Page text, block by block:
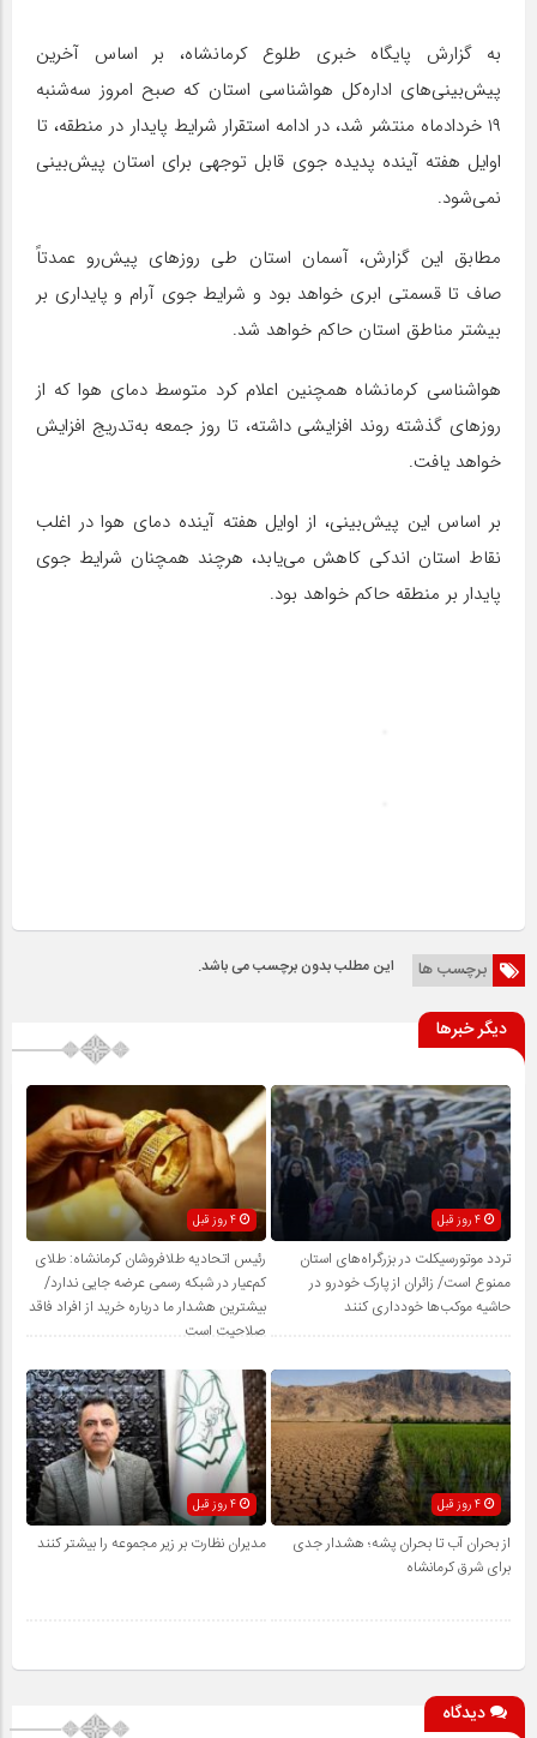
به گزارش پایگاه خبری طلوع کرمانشاه، بر اساس آخرین
پیش‌بینی‌های اداره‌کل هواشناسی استان که صبح امروز سه‌شنبه
۱۹ خردادماه منتشر شد، در ادامه استقرار شرایط پایدار در منطقه، تا
اوایل هفته آینده پدیده جوی قابل توجهی برای استان پیش‌بینی
نمی‌شود.
مطابق این گزارش، آسمان استان طی روزهای پیش‌رو عمدتاً
صاف تا قسمتی ابری خواهد بود و شرایط جوی آرام و پایداری بر
بیشتر مناطق استان حاکم خواهد شد.
هواشناسی کرمانشاه همچنین اعلام کرد متوسط دمای هوا که از
روزهای گذشته روند افزایشی داشته، تا روز جمعه به‌تدریج افزایش
خواهد یافت.
بر اساس این پیش‌بینی، از اوایل هفته آینده دمای هوا در اغلب
نقاط استان اندکی کاهش می‌یابد، هرچند همچنان شرایط جوی
پایدار بر منطقه حاکم خواهد بود.
برچسب ها این مطلب بدون برچسب می باشد.
دیگر خبرها
4 روز قبل
تردد موتورسیکلت در بزرگراه‌های استان
ممنوع است/ زائران از پارک خودرو در
حاشیه موکب‌ها خودداری کنند
رئیس اتحادیه طلافروشان کرمانشاه: طلای
کم‌عیار در شبکه رسمی عرضه جایی ندارد/
بیشترین هشدار ما درباره خرید از افراد فاقد
صلاحیت است
4 روز قبل
از بحران آب تا بحران پشه؛ هشدار جدی
برای شرق کرمانشاه
مدیران نظارت بر زیر مجموعه را بیشتر کنند
دیدگاه